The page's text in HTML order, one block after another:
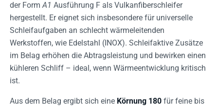
der FormA1 Ausführung F als Vulkanfiberschleifer
hergestellt. Er eignet sich insbesondere für universelle
Schleifaufgaben an schlecht wärmeleitenden
Werkstoffen, wie Edelstahl (INOX). Schleifaktive Zusätze
im Belag erhöhen die Abtragsleistung und bewirken einen
kühleren Schliff – ideal, wenn Wärmeentwicklung kritisch
ist.
Aus dem Belag ergibt sich eine Körnung 180 für feine bis